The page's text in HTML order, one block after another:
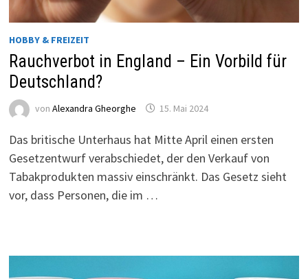
HOBBY & FREIZEIT
Rauchverbot in England – Ein Vorbild für
Deutschland?
von Alexandra Gheorghe 15. Mai 2024
Das britische Unterhaus hat Mitte April einen ersten
Gesetzentwurf verabschiedet, der den Verkauf von
Tabakprodukten massiv einschränkt. Das Gesetz sieht
vor, dass Personen, die im …